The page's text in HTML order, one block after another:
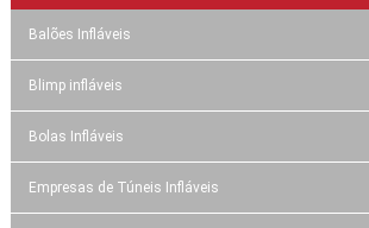
Balões Infláveis
Blimp infláveis
Bolas Infláveis
Empresas de Túneis Infláveis